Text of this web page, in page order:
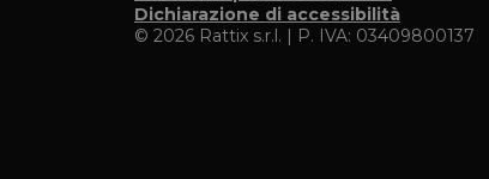
Dichiarazione di accessibilità
© 2026 Rattix s.r.l. | P. IVA: 03409800137